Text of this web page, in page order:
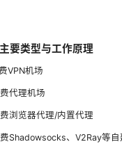
要类型与工作原理
VPN机场
代理机场
浏览器代理/内置代理
Shadowsocks、V2Ray等自